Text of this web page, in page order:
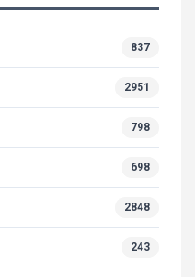
837
2951
798
698
2848
243